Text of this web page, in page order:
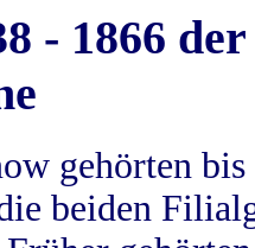
- 1866
gehörten
beiden